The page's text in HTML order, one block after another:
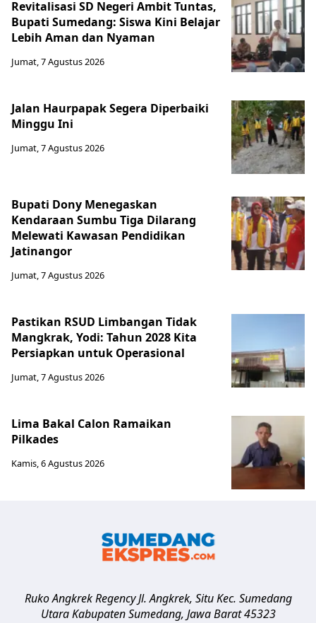
Revitalisasi SD Negeri Ambit Tuntas,
Bupati Sumedang: Siswa Kini Belajar
Lebih Aman dan Nyaman
Jumat, 7 Agustus 2026
Jalan Haurpapak Segera Diperbaiki
Minggu Ini
Jumat, 7 Agustus 2026
Bupati Dony Menegaskan
Kendaraan Sumbu Tiga Dilarang
Melewati Kawasan Pendidikan
Jatinangor
Jumat, 7 Agustus 2026
Pastikan RSUD Limbangan Tidak
Mangkrak, Yodi: Tahun 2028 Kita
Persiapkan untuk Operasional
Jumat, 7 Agustus 2026
Lima Bakal Calon Ramaikan
Pilkades
Kamis, 6 Agustus 2026
Ruko Angkrek Regency Jl. Angkrek, Situ Kec. Sumedang
Utara Kabupaten Sumedang, Jawa Barat 45323